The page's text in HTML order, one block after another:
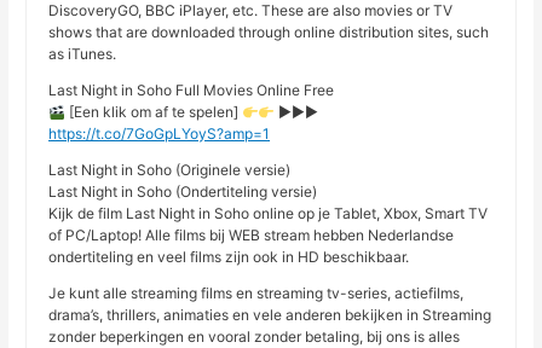
DiscoveryGO, BBC iPlayer, etc. These are also movies or TV
shows that are downloaded through online distribution sites, such
as iTunes.
Last Night in Soho Full Movies Online Free
[Een klik om af te spelen]
►►►
https://t.co/7GoGpLYoyS?amp=1
Last Night in Soho (Originele versie)
Last Night in Soho (Ondertiteling versie)
Kijk de film Last Night in Soho online op je Tablet, Xbox, Smart TV
of PC/Laptop! Alle films bij WEB stream hebben Nederlandse
ondertiteling en veel films zijn ook in HD beschikbaar.
Je kunt alle streaming films en streaming tv-series, actiefilms,
drama’s, thrillers, animaties en vele anderen bekijken in Streaming
zonder beperkingen en vooral zonder betaling, bij ons is alles